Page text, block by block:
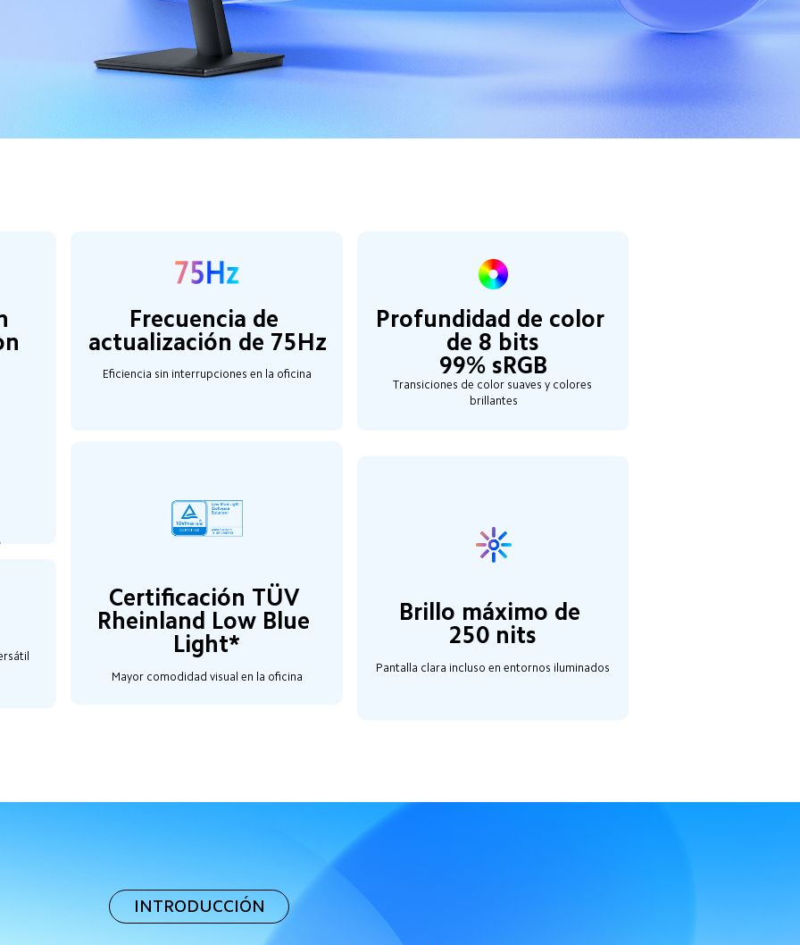
Frecuencia de
actualización de 75Hz
Eficiencia sin interrupciones en la oficina
Certificación TÜV
Rheinland Low Blue
Light*
Mayor comodidad visual en la oficina
Profundidad de color
de 8 bits
99% sRGB
Transiciones de color suaves y colores
brillantes
Brillo máximo de
250 nits
Pantalla clara incluso en entornos iluminados
INTRODUCCIÓN